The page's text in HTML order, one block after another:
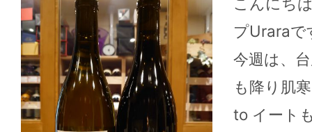
Page 1 2 3 ... 34 >>
プUraraで
今週は、
も降り肌
to イート